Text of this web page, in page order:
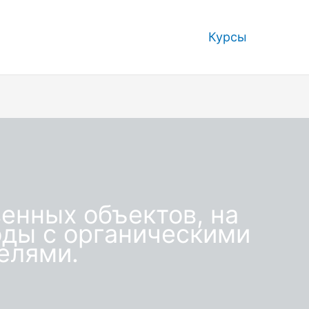
Курсы
объектов, на
с органическими